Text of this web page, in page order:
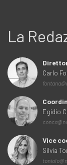
La
Carlo
Egidio
Vice
Silvia